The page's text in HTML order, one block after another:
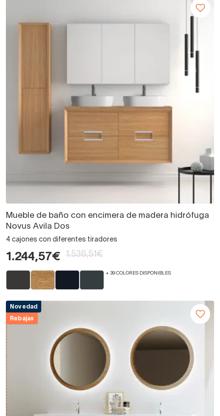
Mueble de baño con encimera de madera hidrófuga
Novus Avila Dos
4 cajones con diferentes tiradores
1.244,57€ 1.536,51€
+ 39 COLORES DISPONIBLES
Novedad
Rebajas